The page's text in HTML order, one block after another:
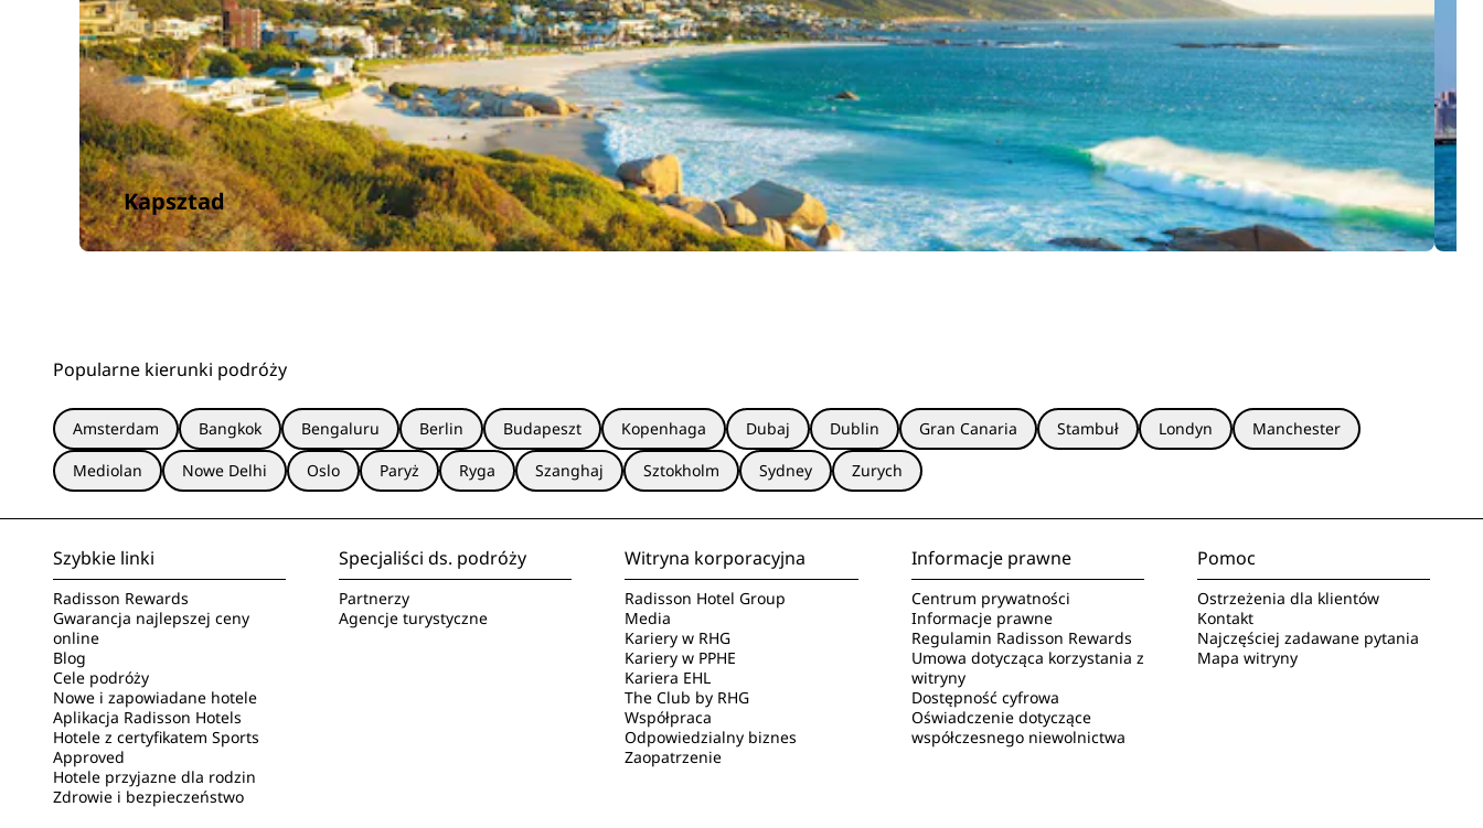
Kapsztad
Popularne kierunki podróży
Amsterdam Bangkok Bengaluru Berlin Budapeszt Kopenhaga Dubaj Dublin Gran Canaria Stambuł Londyn
Manchester
Mediolan
Nowe Delhi Oslo Paryż Ryga Szanghaj Sztokholm Sydney Zurych
Szybkie linki
Radisson Rewards
Gwarancja najlepszej ceny
online
Blog
Cele podróży
Nowe i zapowiadane hotele
Aplikacja Radisson Hotels
Hotele z certyfikatem Sports
Approved
Hotele przyjazne dla rodzin
Zdrowie i bezpieczeństwo
Specjaliści ds. podróży
Partnerzy
Agencje turystyczne
Witryna korporacyjna
Radisson Hotel Group
Media
Kariery w RHG
Kariery w PPHE
Kariera EHL
The Club by RHG
Współpraca
Odpowiedzialny biznes
Zaopatrzenie
Informacje prawne
Centrum prywatności
Informacje prawne
Regulamin Radisson Rewards
Umowa dotycząca korzystania z
witryny
Dostępność cyfrowa
Oświadczenie dotyczące
współczesnego niewolnictwa
Pomoc
Ostrzeżenia dla klientów
Kontakt
Najczęściej zadawane pytania
Mapa witryny